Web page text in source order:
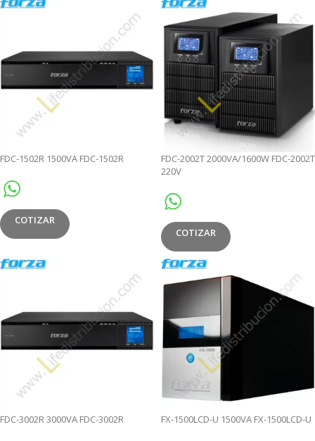
FDC-1502R 1500VA FDC-1502R
COTIZAR
FDC-2002T 2000VA/1600W FDC-2002T
220V
COTIZAR
FDC-3002R 3000VA FDC-3002R FX-1500LCD-U 1500VA FX-1500LCD-U